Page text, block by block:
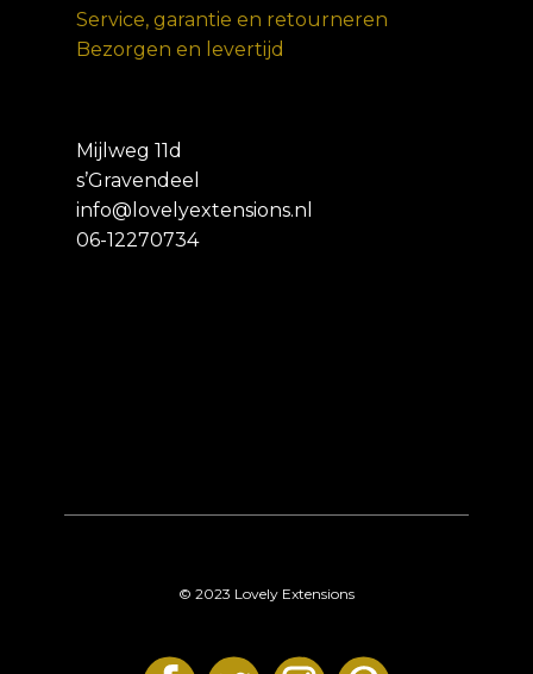
Service, garantie en retourneren
Bezorgen en levertijd
Mijlweg 11d
s’Gravendeel
info@lovelyextensions.nl
06-12270734
© 2023 Lovely Extensions